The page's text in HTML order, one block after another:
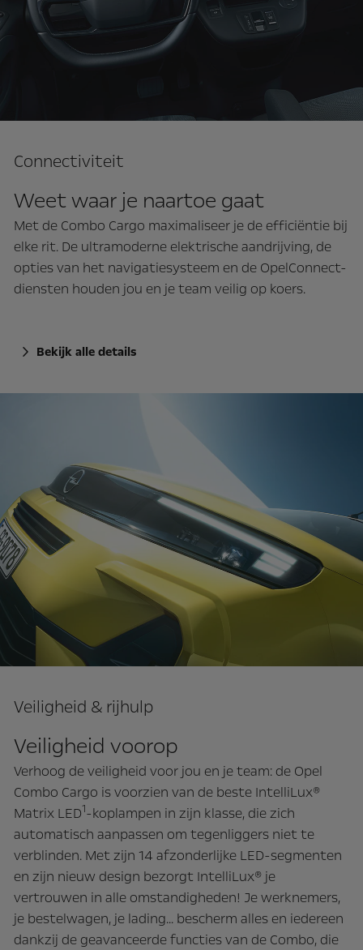
Connectiviteit
Weet waar je naartoe gaat
Met de Combo Cargo maximaliseer je de efficiëntie bij
elke rit. De ultramoderne elektrische aandrijving, de
opties van het navigatiesysteem en de OpelConnect-
diensten houden jou en je team veilig op koers.
Bekijk alle details
Veiligheid & rijhulp
Veiligheid voorop
Verhoog de veiligheid voor jou en je team: de Opel
Combo Cargo is voorzien van de beste IntelliLux®
Matrix LED1-koplampen in zijn klasse, die zich
automatisch aanpassen om tegenliggers niet te
verblinden. Met zijn 14 afzonderlijke LED-segmenten
en zijn nieuw design bezorgt IntelliLux® je
vertrouwen in alle omstandigheden! Je werknemers,
je bestelwagen, je lading... bescherm alles en iedereen
dankzij de geavanceerde functies van de Combo, die